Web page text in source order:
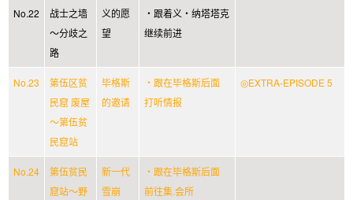
No.22
战士之墙
～分歧之
路
义的愿
望
・跟着义・纳塔塔克
继续前进
No.23
第伍区贫
民窟 废屋
～第伍贫
民窟站
毕格斯
的邀请
・跟在毕格斯后面
打听情报
◎EXTRA-EPISODE 5
No.24
第伍贫民
窟站～野
新一代
雪崩
・跟在毕格斯后面
前往集.会所